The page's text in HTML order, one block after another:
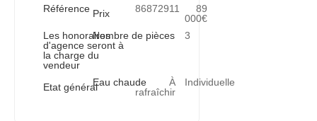
Référence 86872911
Prix
89
000€
Les honoraires
d'agence seront à
la charge du
vendeur
Nombre de pièces 3
Etat général
À
rafraîchir
Eau chaude Individuelle